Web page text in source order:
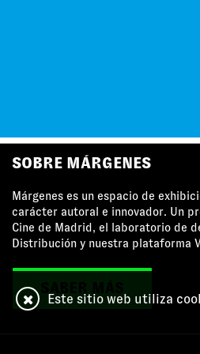
SOBRE MÁRGENES
Márgenes es un espacio de
carácter autoral e innovador. Un
Cine de Madrid, el laboratorio de
Distribución y nuestra plataforma
Este sitio web utiliza